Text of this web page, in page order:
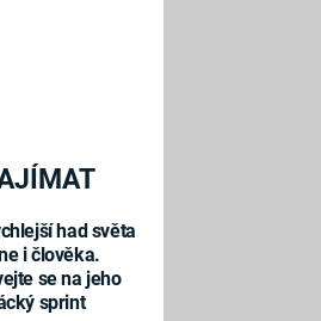
had světa
i člověka.
se na jeho
sprint